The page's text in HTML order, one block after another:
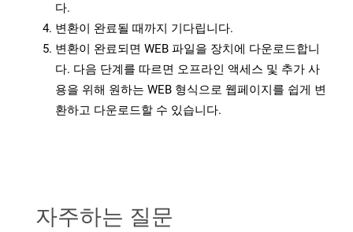
다.
변환이 완료될 때까지 기다립니다.
변환이 완료되면 WEB 파일을 장치에 다운로드합니
다. 다음 단계를 따르면 오프라인 액세스 및 추가 사
용을 위해 원하는 WEB 형식으로 웹페이지를 쉽게 변
환하고 다운로드할 수 있습니다.
자주하는 질문